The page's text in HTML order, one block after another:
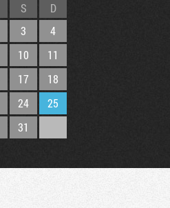
S
D
3
4
10
11
17
18
24
25
31
Tribune